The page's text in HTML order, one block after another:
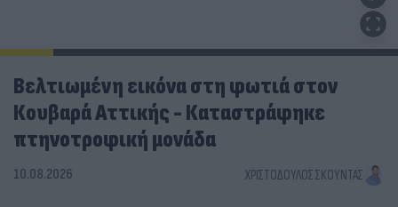
Βελτιωμένη εικόνα στη φωτιά στον
Κουβαρά Αττικής - Καταστράφηκε
πτηνοτροφική μονάδα
10.08.2026 ΧΡΙΣΤΌΔΟΥΛΟΣ ΣΚΟΎΝΤΑΣ